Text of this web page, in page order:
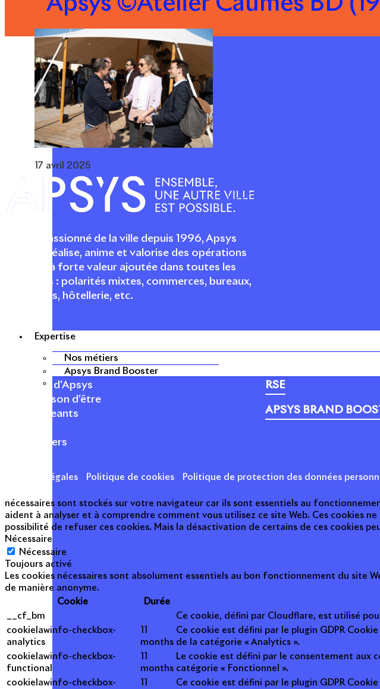
Expertise
Nos métiers
Apsys Brand Booster
17 avril 2025
Acteur passionné de la ville depuis 1996, Apsys
conçoit, réalise, anime et valorise des opérations
urbaines à forte valeur ajoutée dans toutes les
fonctions : polarités mixtes, commerces, bureaux,
logements, hôtellerie, etc.
APSYS EN BREF
À propos d'Apsys
Notre raison d’être
Nos dirigeants
Nos métiers
RSE
APSYS BRAND
Mentions légales Politique de cookies Politique de protection des données
nécessaires sont stockés sur votre navigateur car ils sont essentiels au
aident à analyser et à comprendre comment vous utilisez ce site Web. Ces cookies
possibilité de refuser ces cookies. Mais la désactivation de certains de ces cookies
Nécessaire
Nécessaire
Toujours activé
Les cookies nécessaires sont absolument essentiels au bon fonctionnement du site
de manière anonyme.
Cookie
Durée
__cf_bm
Ce cookie, défini par Cloudflare, est utilisé
cookielawinfo-checkbox-
analytics
months
Ce cookie est défini par le plugin GDPR
de la catégorie « Analytics ».
cookielawinfo-checkbox-
functional
months
Le cookie est défini par le consentement aux
catégorie « Fonctionnel ».
cookielawinfo-checkbox-
Ce cookie est défini par le plugin GDPR